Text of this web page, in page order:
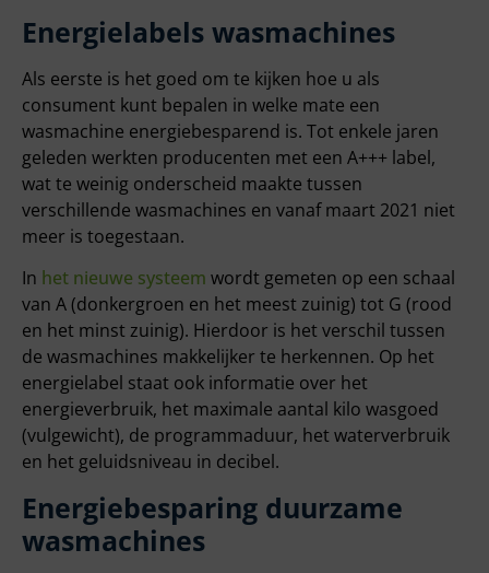
Energielabels wasmachines
Als eerste is het goed om te kijken hoe u als
consument kunt bepalen in welke mate een
wasmachine energiebesparend is. Tot enkele jaren
geleden werkten producenten met een A+++ label,
wat te weinig onderscheid maakte tussen
verschillende wasmachines en vanaf maart 2021 niet
meer is toegestaan.
In het nieuwe systeem wordt gemeten op een schaal
van A (donkergroen en het meest zuinig) tot G (rood
en het minst zuinig). Hierdoor is het verschil tussen
de wasmachines makkelijker te herkennen. Op het
energielabel staat ook informatie over het
energieverbruik, het maximale aantal kilo wasgoed
(vulgewicht), de programmaduur, het waterverbruik
en het geluidsniveau in decibel.
Energiebesparing duurzame
wasmachines